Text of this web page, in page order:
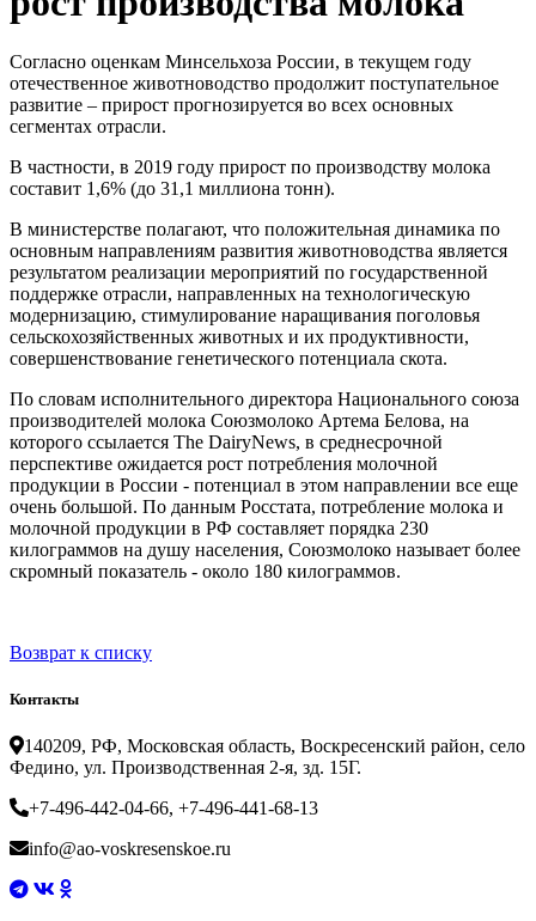
Согласно оценкам Минсельхоза России, в текущем году
отечественное животноводство продолжит поступательное
развитие – прирост прогнозируется во всех основных
сегментах отрасли.
В частности, в 2019 году прирост по производству молока
составит 1,6% (до 31,1 миллиона тонн).
В министерстве полагают, что положительная динамика по
основным направлениям развития животноводства является
результатом реализации мероприятий по государственной
поддержке отрасли, направленных на технологическую
модернизацию, стимулирование наращивания поголовья
сельскохозяйственных животных и их продуктивности,
совершенствование генетического потенциала скота.
По словам исполнительного директора Национального союза
производителей молока Союзмолоко Артема Белова, на
которого ссылается The DairyNews, в среднесрочной
перспективе ожидается рост потребления молочной
продукции в России - потенциал в этом направлении все еще
очень большой. По данным Росстата, потребление молока и
молочной продукции в РФ составляет порядка 230
килограммов на душу населения, Союзмолоко называет более
скромный показатель - около 180 килограммов.
Возврат к списку
Контакты
140209, РФ, Московская область, Воскресенский район, село
Федино, ул. Производственная 2-я, зд. 15Г.
+7-496-442-04-66, +7-496-441-68-13
info@ao-voskresenskoe.ru